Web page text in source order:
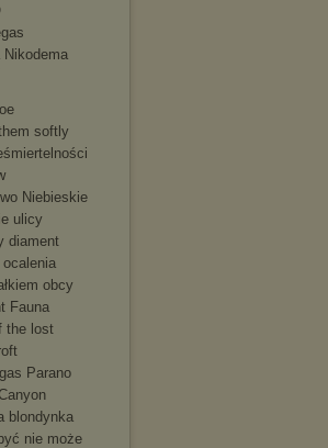
Nikodema
softly
ci
Niebieskie
ulicy
diament
ocalenia
obcy
Fauna
the lost
Parano
blondynka
nie może